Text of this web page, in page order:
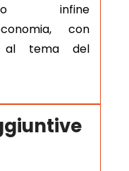
infine
con
al tema del